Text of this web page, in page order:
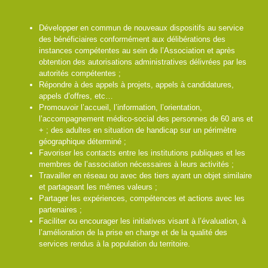
Développer en commun de nouveaux dispositifs au service
des bénéficiaires conformément aux délibérations des
instances compétentes au sein de l’Association et après
obtention des autorisations administratives délivrées par les
autorités compétentes ;
Répondre à des appels à projets, appels à candidatures,
appels d’offres, etc…
Promouvoir l’accueil, l’information, l’orientation,
l’accompagnement médico-social des personnes de 60 ans et
+ ; des adultes en situation de handicap sur un périmètre
géographique déterminé ;
Favoriser les contacts entre les institutions publiques et les
membres de l’association nécessaires à leurs activités ;
Travailler en réseau ou avec des tiers ayant un objet similaire
et partageant les mêmes valeurs ;
Partager les expériences, compétences et actions avec les
partenaires ;
Faciliter ou encourager les initiatives visant à l’évaluation, à
l’amélioration de la prise en charge et de la qualité des
services rendus à la population du territoire.